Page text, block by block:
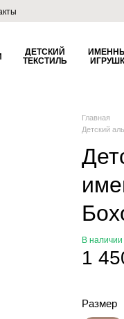
ДЕТСКИЙ
ТЕКСТИЛЬ
Главная
Детский
В наличии
1
Размер